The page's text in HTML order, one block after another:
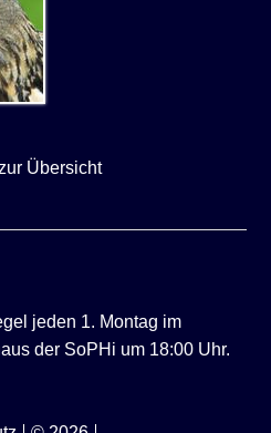
Übersicht
jeden 1. Montag im
der SoPHi um 18:00 Uhr.